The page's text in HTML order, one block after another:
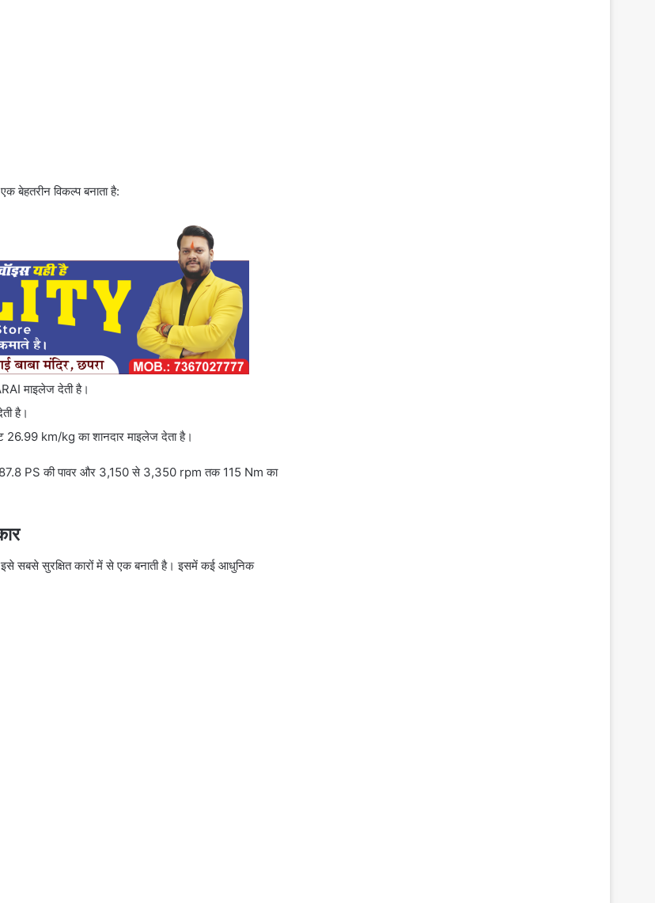
बेहतरीन विकल्प बनाता है:
माइलेज देती है।
है।
26.99 km/kg का शानदार माइलेज देता है।
87.8 PS की पावर और 3,150 से 3,350 rpm तक 115 Nm का
सबसे सुरक्षित कारों में से एक बनाती है। इसमें कई आधुनिक